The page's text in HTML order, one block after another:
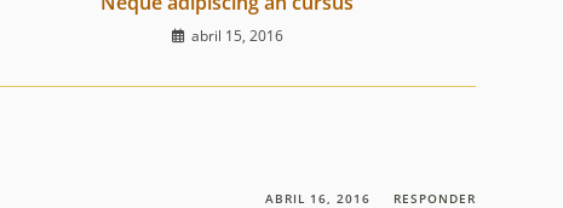
abril 15, 2016
ABRIL 16, 2016 RESPONDER